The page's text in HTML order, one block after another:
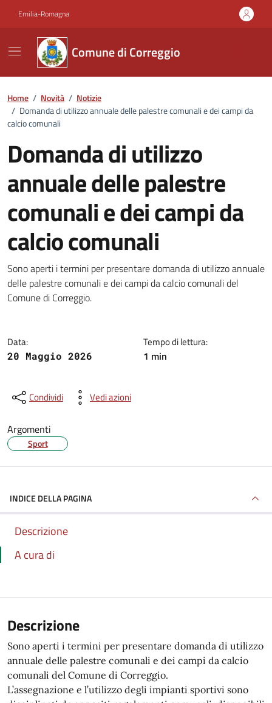
Emilia-Romagna
Comune di Correggio
Home / Novità / Notizie
/ Domanda di utilizzo annuale delle palestre comunali e dei campi da
calcio comunali
Domanda di utilizzo
annuale delle palestre
comunali e dei campi da
calcio comunali
Dettagli della notizia
Sono aperti i termini per presentare domanda di utilizzo annuale
delle palestre comunali e dei campi da calcio comunali del
Comune di Correggio.
Data:
20 Maggio 2026
Tempo di lettura:
1 min
Condividi Vedi azioni
Argomenti
Sport
INDICE DELLA PAGINA
Descrizione
A cura di
Descrizione
Sono aperti i termini per presentare domanda di utilizzo
annuale delle palestre comunali e dei campi da calcio
comunali del Comune di Correggio.
L’assegnazione e l’utilizzo degli impianti sportivi sono